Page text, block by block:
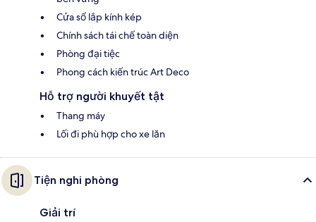
Cửa sổ lắp kính kép
Chính sách tái chế toàn diện
Phòng đại tiệc
Phong cách kiến trúc Art Deco
Hỗ trợ người khuyết tật
Thang máy
Lối đi phù hợp cho xe lăn
Tiện nghi phòng
Giải trí